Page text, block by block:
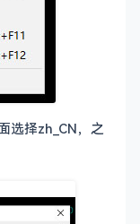
选择zh_CN，之